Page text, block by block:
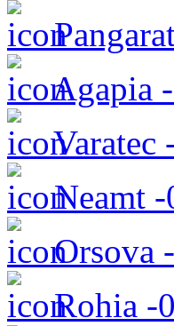
Agapia
Varatec
Neamt -
Orsova
Rohia -